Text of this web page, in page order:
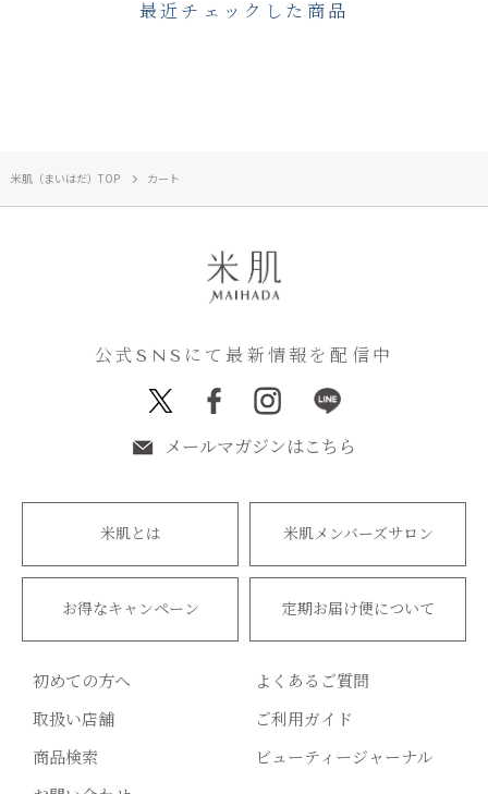
最近チェックした商品
米肌（まいはだ）TOP カート
公式SNSにて最新情報を配信中
メールマガジンはこちら
米肌とは 米肌メンバーズサロン
お得なキャンペーン 定期お届け便について
初めての方へ
よくあるご質問
取扱い店舗
ご利用ガイド
商品検索
ビューティージャーナル